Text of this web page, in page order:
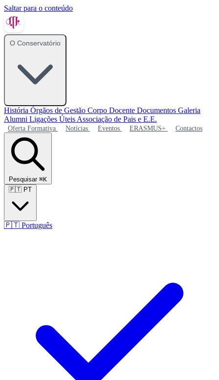
Saltar para o conteúdo
O Conservatório
História Órgãos de Gestão Corpo Docente Documentos Galeria
Alumni Ligações Úteis Associação de Pais e E.E.
Oferta Formativa Notícias Eventos ERASMUS+ Contactos
Pesquisar ⌘K
🇵🇹 PT
🇵🇹 Português